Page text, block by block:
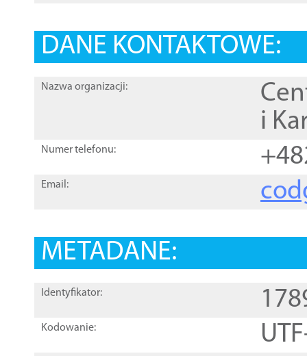
DANE KONTAKTOWE:
Nazwa organizacji:
i
Numer telefonu:
Email:
METADANE:
Identyfikator:
Kodowanie: